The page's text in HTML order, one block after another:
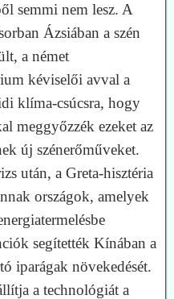
semmi nem lesz. A
Ázsiában a szén
a német
kéviselői avval a
klíma-csúcsra, hogy
meggyőzzék ezeket az
új szénerőműveket.
után, a Greta-hisztéria
országok, amelyek
segítették Kínában a
iparágak növekedését.
a technológiát a